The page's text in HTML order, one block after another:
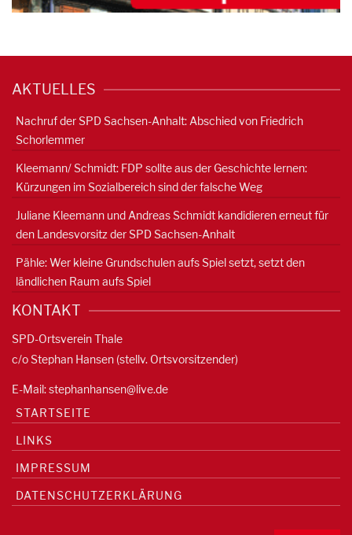
AKTUELLES
Nachruf der SPD Sachsen-Anhalt: Abschied von Friedrich
Schorlemmer
Kleemann/ Schmidt: FDP sollte aus der Geschichte lernen:
Kürzungen im Sozialbereich sind der falsche Weg
Juliane Kleemann und Andreas Schmidt kandidieren erneut für
den Landesvorsitz der SPD Sachsen-Anhalt
Pähle: Wer kleine Grundschulen aufs Spiel setzt, setzt den
ländlichen Raum aufs Spiel
KONTAKT
SPD-Ortsverein Thale
c/o Stephan Hansen (stellv. Ortsvorsitzender)
E-Mail:stephanhansen@live.de
STARTSEITE
LINKS
IMPRESSUM
DATENSCHUTZERKLÄRUNG